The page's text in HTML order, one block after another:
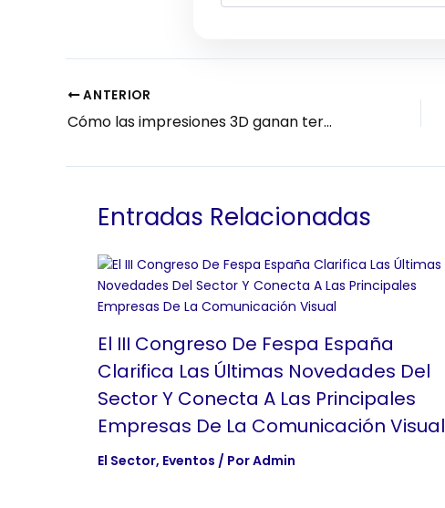
ANTERIOR
Cómo las impresiones 3D ganan terreno en el gran formato
Entradas Relacionadas
El III Congreso De Fespa España
Clarifica Las Últimas Novedades Del
Sector Y Conecta A Las Principales
Empresas De La Comunicación Visual
El Sector, Eventos / PorAdmin